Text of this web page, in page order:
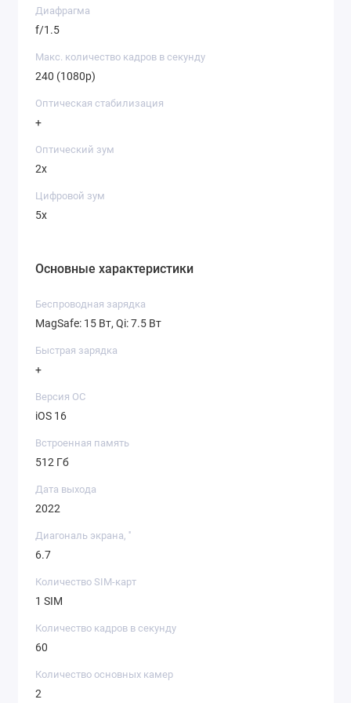
Диафрагма
f/1.5
Макс. количество кадров в секунду
240 (1080p)
Оптическая стабилизация
+
Оптический зум
2х
Цифровой зум
5x
Основные характеристики
Беспроводная зарядка
MagSafe: 15 Вт, Qi: 7.5 Вт
Быстрая зарядка
+
Версия ОС
iOS 16
Встроенная память
512 Гб
Дата выхода
2022
Диагональ экрана, ''
6.7
Количество SIM-карт
1 SIM
Количество кадров в секунду
60
Количество основных камер
2